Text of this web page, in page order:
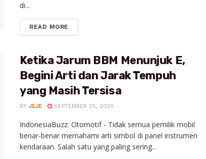
di...
READ MORE
Ketika Jarum BBM Menunjuk E,
Begini Arti dan Jarak Tempuh
yang Masih Tersisa
BY JEJE SEPTEMBER 25, 2025
IndonesiaBuzz: Otomotif - Tidak semua pemilik mobil
benar-benar memahami arti simbol di panel instrumen
kendaraan. Salah satu yang paling sering...